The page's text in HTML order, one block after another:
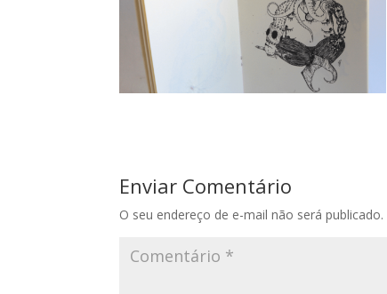
Enviar Comentário
O seu endereço de e-mail não será publicado.